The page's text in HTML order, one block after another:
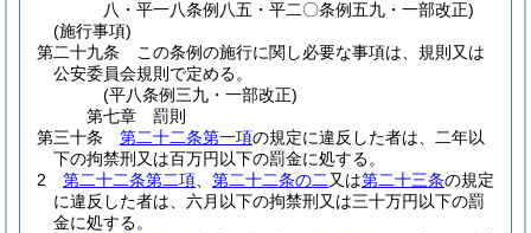
八・平一八条例八五・平二〇条例五九・一部改正)
(施行事項)
第二十九条
この条例の施行に関し必要な事項は、規則又は
公安委員会規則で定める。
(平八条例三九・一部改正)
第七章
罰則
第三十条
第二十二条第一項の規定に違反した者は、二年以
下の拘禁刑又は百万円以下の罰金に処する。
2
第二十二条第二項 第二十二条の二 又は第二十三条の規定
に違反した者は、六月以下の拘禁刑又は三十万円以下の罰
金に処する。